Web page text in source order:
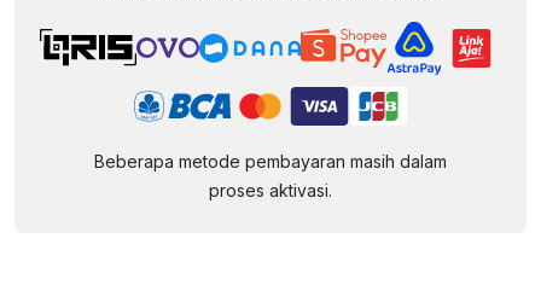
Beberapa metode pembayaran masih dalam
proses aktivasi.